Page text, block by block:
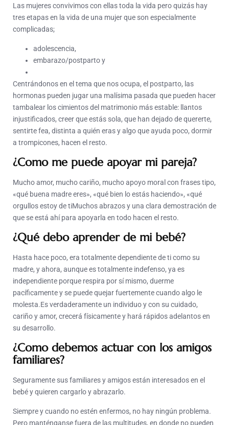
Las mujeres convivimos con ellas toda la vida pero quizás hay
tres etapas en la vida de una mujer que son especialmente
complicadas;
adolescencia,
embarazo/postparto y
Centrándonos en el tema que nos ocupa, el postparto, las
hormonas pueden jugar una malísima pasada que pueden hacer
tambalear los cimientos del matrimonio más estable: llantos
injustificados, creer que estás sola, que han dejado de quererte,
sentirte fea, distinta a quién eras y algo que ayuda poco, dormir
a trompicones, hacen el resto.
¿Como me puede apoyar mi pareja?
Mucho amor, mucho cariño, mucho apoyo moral con frases tipo,
«qué buena madre eres», «qué bien lo estás haciendo», «qué
orgullos estoy de tiMuchos abrazos y una clara demostración de
que se está ahí para apoyarla en todo hacen el resto.
¿Qué debo aprender de mi bebé?
Hasta hace poco, era totalmente dependiente de ti como su
madre, y ahora, aunque es totalmente indefenso, ya es
independiente porque respira por sí mismo, duerme
pacíficamente y se puede quejar fuertemente cuando algo le
molesta.Es verdaderamente un individuo y con su cuidado,
cariño y amor, crecerá físicamente y hará rápidos adelantos en
su desarrollo.
¿Como debemos actuar con los amigos
familiares?
Seguramente sus familiares y amigos están interesados en el
bebé y quieren cargarlo y abrazarlo.
Siempre y cuando no estén enfermos, no hay ningún problema.
Pero manténganse fuera de las multitudes, en donde no pueden